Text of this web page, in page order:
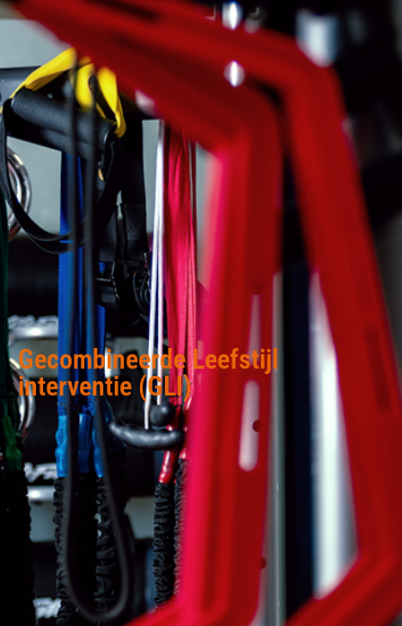
Gecombineerde Leefstijl
interventie (GLI)